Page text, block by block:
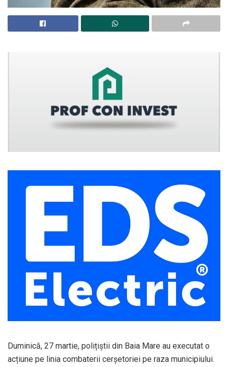
Duminică, 27 martie, polițiștii din Baia Mare au executat o
acțiune pe linia combaterii cerșetoriei pe raza municipiului.